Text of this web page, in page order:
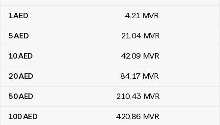
Tabela de conversão de Dirhams dos EAU para Rupias
1AED 4,21 MVR
5AED 21,04 MVR
10AED 42,09 MVR
20AED 84,17 MVR
50AED 210,43 MVR
100AED 420,86 MVR